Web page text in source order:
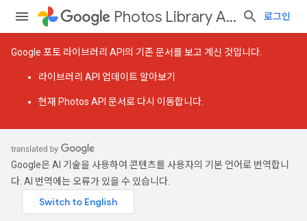
Photos Library API (Legacy documentation) 로그인
Google 포토 라이브러리 API의 기존 문서를 보고 계신 것입니다.
라이브러리 API 업데이트 알아보기
현재 Photos API 문서로 다시 이동합니다.
Google은 AI 기술을 사용하여 콘텐츠를 사용자의 기본 언어로 번역합니
다. AI 번역에는 오류가 있을 수 있습니다.